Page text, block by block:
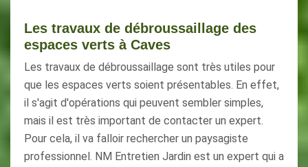
Les travaux de débroussaillage des
espaces verts à Caves
Les travaux de débroussaillage sont très utiles pour
que les espaces verts soient présentables. En effet,
il s'agit d'opérations qui peuvent sembler simples,
mais il est très important de contacter un expert.
Pour cela, il va falloir rechercher un paysagiste
professionnel. NM Entretien Jardin est un expert qui a